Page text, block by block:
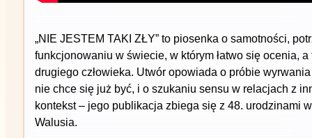
„NIE JESTEM TAKI ZŁY” to piosenka o samotności,
funkcjonowaniu w świecie, w którym łatwo się ocenia,
drugiego człowieka. Utwór opowiada o próbie
nie chce się już być, i o szukaniu sensu w relacjach z
kontekst – jego publikacja zbiega się z 48. urodzinami
Walusia.